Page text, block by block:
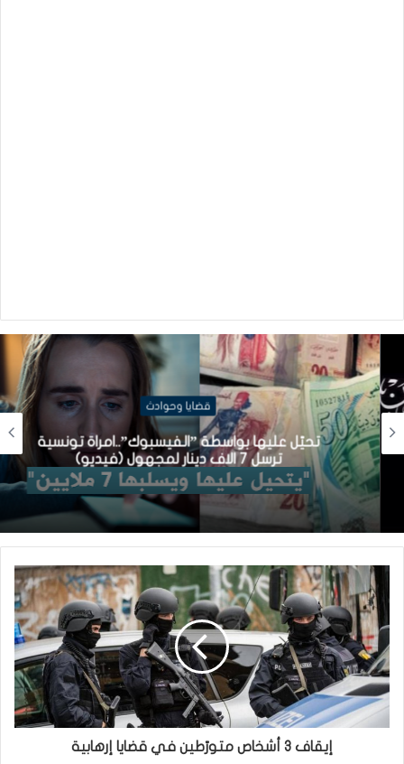
قضايا وحوادث
تحيّل عليها بواسطة ”الفيسبوك”..امراة تونسية
ترسل 7 الاف دينار لمجهول (فيديو)
إيقاف 3 أشخاص متورّطين في قضايا إرهابية